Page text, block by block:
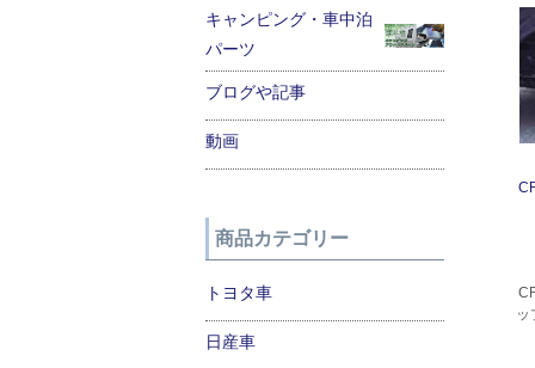
キャンピング・車中泊
パーツ
ブログや記事
動画
商品カテゴリー
トヨタ車
日産車